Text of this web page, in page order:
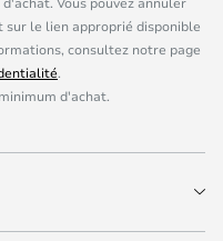
le lien approprié disponible
consultez notre page
.
d'achat.